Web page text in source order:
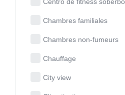
Chambres familiales
Chambres non-fumeurs
Chauffage
City view